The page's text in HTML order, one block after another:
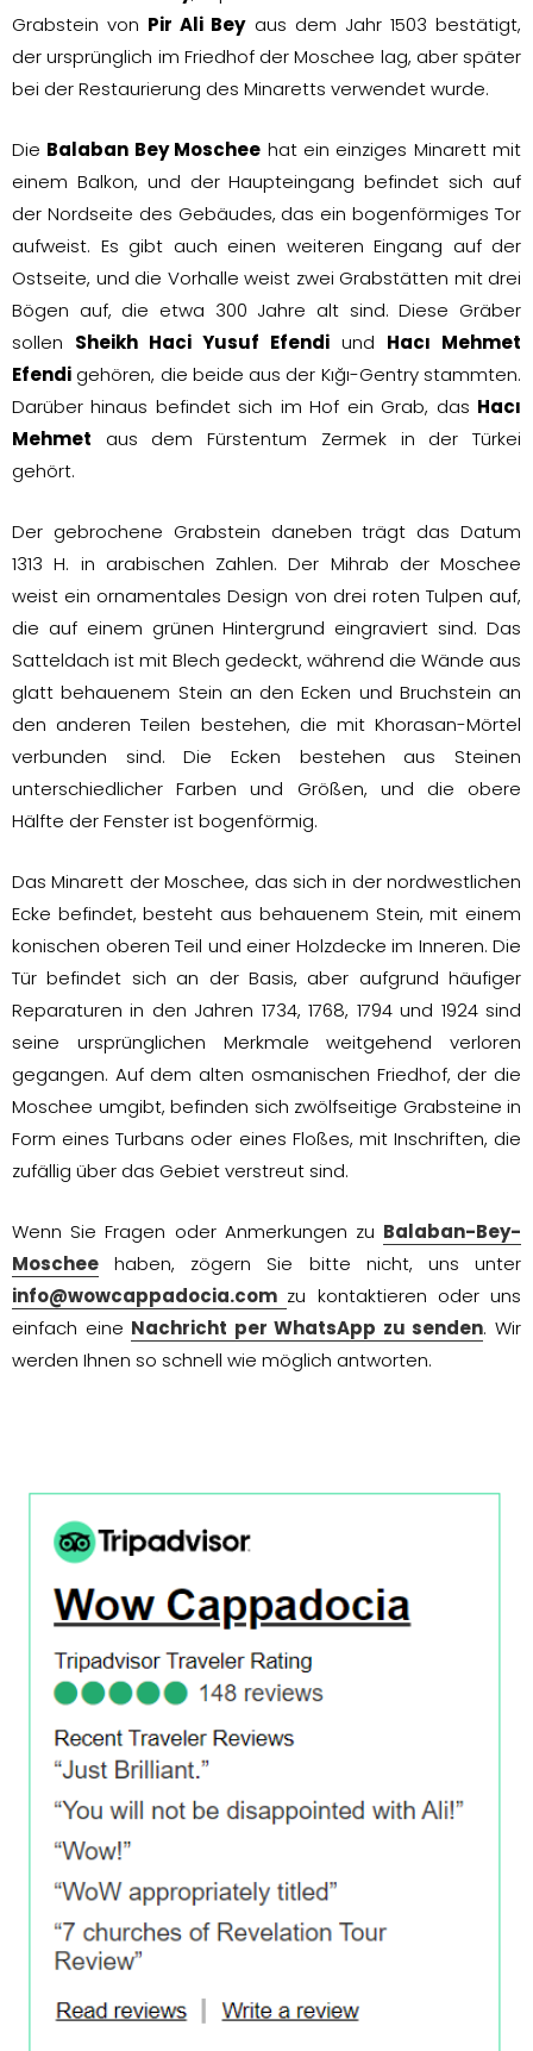
Grabstein von Pir Ali Beyaus dem Jahr 1503 bestätigt,
der ursprünglich im Friedhof der Moschee lag, aber später
bei der Restaurierung des Minaretts verwendet wurde.
Die Balaban Bey Moschee hat ein einziges Minarett mit
einem Balkon, und der Haupteingang befindet sich auf
der Nordseite des Gebäudes, das ein bogenförmiges Tor
aufweist. Es gibt auch einen weiteren Eingang auf der
Ostseite, und die Vorhalle weist zwei Grabstätten mit drei
Bögen auf, die etwa 300 Jahre alt sind. Diese Gräber
sollen Sheikh Haci Yusuf Efendi und Hacı Mehmet
Efendi gehören, die beide aus der Kığı-Gentry stammten.
Darüber hinaus befindet sich im Hof ein Grab, das Hacı
Mehmet aus dem Fürstentum Zermek in der Türkei
gehört.
Der gebrochene Grabstein daneben trägt das Datum
1313 H. in arabischen Zahlen. Der Mihrab der Moschee
weist ein ornamentales Design von drei roten Tulpen auf,
die auf einem grünen Hintergrund eingraviert sind. Das
Satteldach ist mit Blech gedeckt, während die Wände aus
glatt behauenem Stein an den Ecken und Bruchstein an
den anderen Teilen bestehen, die mit Khorasan-Mörtel
verbunden sind. Die Ecken bestehen aus Steinen
unterschiedlicher Farben und Größen, und die obere
Hälfte der Fenster ist bogenförmig.
Das Minarett der Moschee, das sich in der nordwestlichen
Ecke befindet, besteht aus behauenem Stein, mit einem
konischen oberen Teil und einer Holzdecke im Inneren. Die
Tür befindet sich an der Basis, aber aufgrund häufiger
Reparaturen in den Jahren 1734, 1768, 1794 und 1924 sind
seine ursprünglichen Merkmale weitgehend verloren
gegangen. Auf dem alten osmanischen Friedhof, der die
Moschee umgibt, befinden sich zwölfseitige Grabsteine in
Form eines Turbans oder eines Floßes, mit Inschriften, die
zufällig über das Gebiet verstreut sind.
Wenn Sie Fragen oder Anmerkungen zu Balaban-Bey-
Moschee haben, zögern Sie bitte nicht, uns unter
info@wowcappadocia.com zu kontaktieren oder uns
einfach eine Nachricht per WhatsApp zu senden. Wir
werden Ihnen so schnell wie möglich antworten.